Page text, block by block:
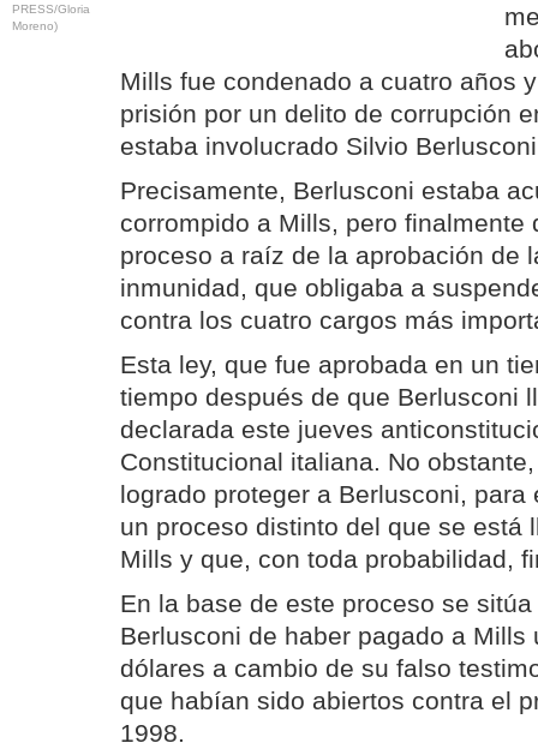
PRESS/Gloria
Moreno)
Mills fue condenado a cuatro años
prisión por un delito de corrupción
estaba involucrado Silvio
Precisamente, Berlusconi estaba
corrompido a Mills, pero finalmente
proceso a raíz de la aprobación de
inmunidad, que obligaba a
contra los cuatro cargos más
Esta ley, que fue aprobada en un
tiempo después de que Berlusconi
declarada este jueves
Constitucional italiana. No
logrado proteger a Berlusconi, para
un proceso distinto del que se está
Mills y que, con toda probabilidad,
En la base de este proceso se
Berlusconi de haber pagado a Mills
dólares a cambio de su falso
que habían sido abiertos contra el
1998.